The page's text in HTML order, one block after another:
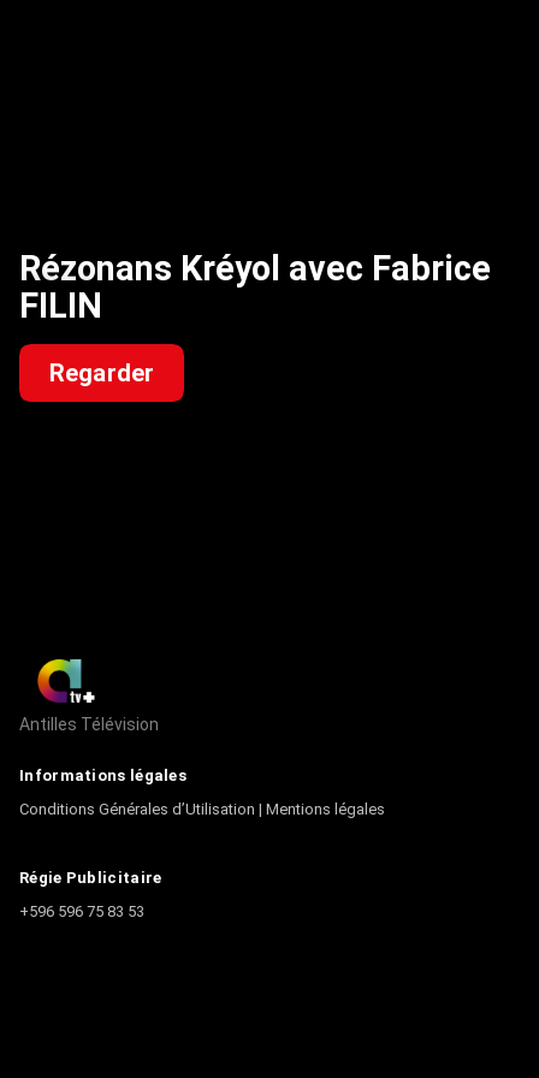
Rézonans Kréyol avec Fabrice
FILIN
Regarder
Antilles Télévision
Informations légales
Conditions Générales d’Utilisation | Mentions légales
Régie Publicitaire
+596 596 75 83 53